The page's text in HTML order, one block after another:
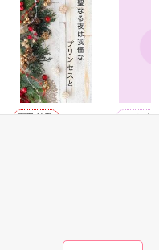
恋愛(純愛) ファンタ